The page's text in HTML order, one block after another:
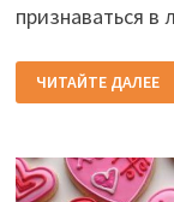
признаваться
ОТКРЫТКИ
К
14
ГОДА
СВОИМИ
РУКАМИ
ЧИТАЙТЕ ДАЛЕЕ